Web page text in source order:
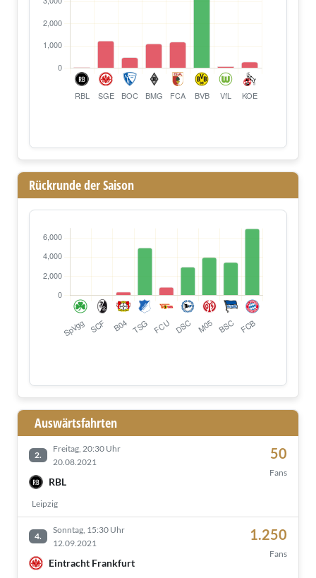
Rückrunde der Saison
Auswärtsfahrten
2.
Freitag, 20:30 Uhr
20.08.2021
RBL
Leipzig
50
Fans
4.
Sonntag, 15:30 Uhr
12.09.2021
Eintracht Frankfurt
1.250
Fans